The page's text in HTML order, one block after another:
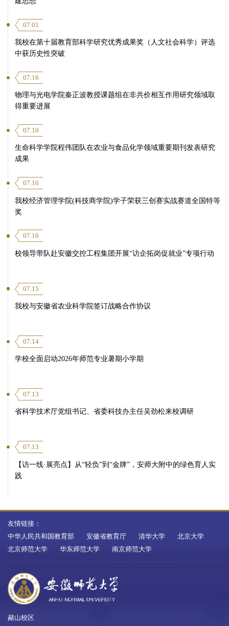
07.01
我校在第十届教育部科学研究优秀成果奖（人文社会科学）评选
中获历史性突破
07.16
物理与光电学院秦正波教授课题组在非共价相互作用研究领域取
得重要进展
07.10
生命科学学院程伟团队在农业与食品化学领域重要期刊发表研究
成果
07.16
我校经济管理学院(科技商学院)学子荣获三创赛实战赛道全国特等
奖
07.16
校领导带队赴安徽交控工程集团开展“访企拓岗促就业”专项行动
07.15
我校与安徽省农业科学院签订战略合作协议
07.14
学校全面启动2026年师范专业暑期小学期
07.13
省科学技术厅党组书记、省委科技办主任吴劲松来校调研
07.13
【访一线·展亮点】从“轻负”到“金牌”，安师大附中的绿色育人实
践
友情链接：
中华人民共和国教育部
安徽省教育厅 清华大学
北京大学
北京师范大学
华东师范大学 南京师范大学
赭山校区